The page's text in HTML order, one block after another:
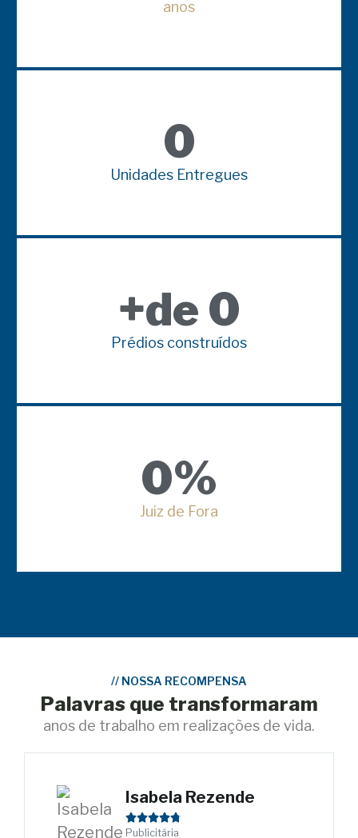
anos
Unidades Entregues
0
Prédios construídos
+de 0
Juiz de Fora
0%
// NOSSA RECOMPENSA
Palavras que transformaram
anos de trabalho em realizações de vida.
Isabela Rezende

Publicitária